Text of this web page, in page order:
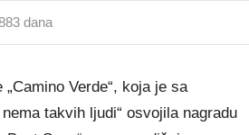
dana
Verde“, koja je sa
takvih ljudi“ osvojila nagradu